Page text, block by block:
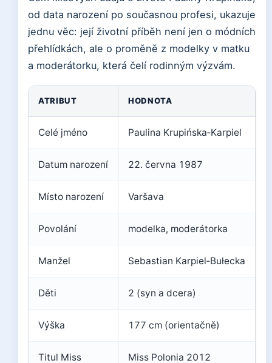
od data narození po současnou profesi, ukazuje
jednu věc: její životní příběh není jen o módních
přehlídkách, ale o proměně z modelky v matku
a moderátorku, která čelí rodinným výzvám.
ATRIBUT HODNOTA
Celé jméno Paulina Krupińska‑Karpiel
Datum narození 22. června 1987
Místo narození Varšava
Povolání modelka, moderátorka
Manžel Sebastian Karpiel‑Bułecka
Děti 2 (syn a dcera)
Výška 177 cm (orientačně)
Titul Miss Miss Polonia 2012